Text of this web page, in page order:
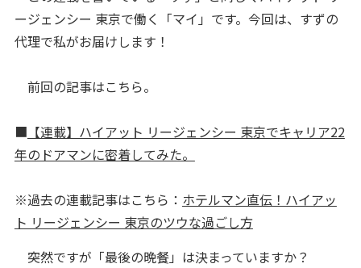
ージェンシー 東京で働く「マイ」です。今回は、すずの
代理で私がお届けします！
前回の記事はこちら。
■ 【連載】ハイアット リージェンシー 東京でキャリア22
年のドアマンに密着してみた。
※過去の連載記事はこちら： ホテルマン直伝！ハイアッ
ト リージェンシー 東京のツウな過ごし方
突然ですが「最後の晩餐」は決まっていますか？